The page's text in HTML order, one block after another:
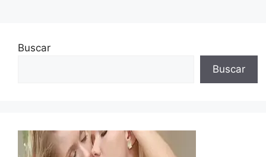
Buscar
Buscar